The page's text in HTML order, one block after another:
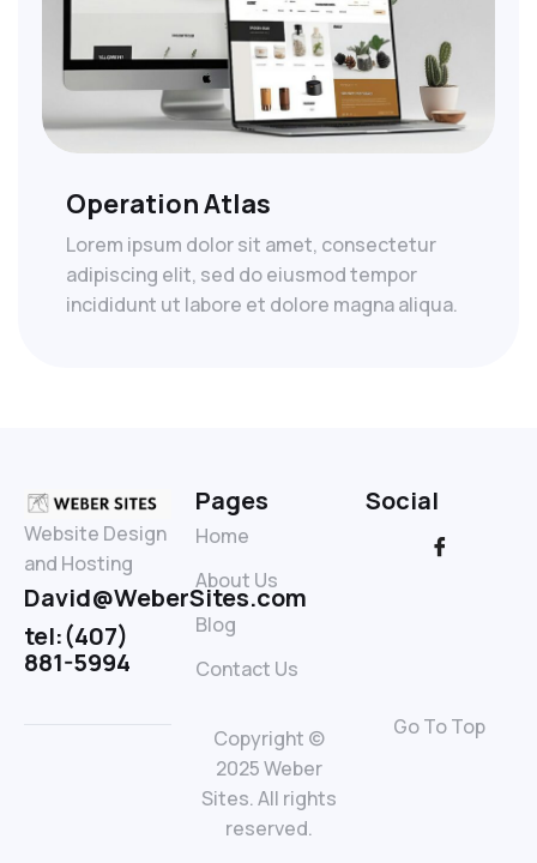
Operation Atlas
Lorem ipsum dolor sit amet, consectetur
adipiscing elit, sed do eiusmod tempor
incididunt ut labore et dolore magna aliqua.
Website Design
and Hosting
David@WeberSites.com
tel:(407)
881-5994
Pages
Home
About Us
Blog
Contact Us
Social
Copyright ©
2025 Weber
Sites. All rights
reserved.
Go To Top